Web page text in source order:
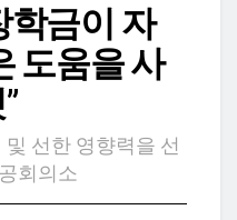
학금이 자
도움을 사
선한 영향력을 선
회의소